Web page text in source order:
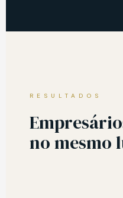
RESULTADOS
no mesmo